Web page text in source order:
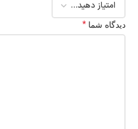
دیدگاه شما *